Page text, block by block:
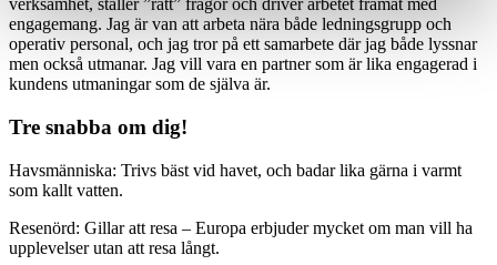
verksamhet, ställer ”rätt” frågor och driver arbetet framåt med
engagemang. Jag är van att arbeta nära både ledningsgrupp och
operativ personal, och jag tror på ett samarbete där jag både lyssnar
men också utmanar. Jag vill vara en partner som är lika engagerad i
kundens utmaningar som de själva är.
Tre snabba om dig!
Havsmänniska: Trivs bäst vid havet, och badar lika gärna i varmt
som kallt vatten.
Resenörd: Gillar att resa – Europa erbjuder mycket om man vill ha
upplevelser utan att resa långt.